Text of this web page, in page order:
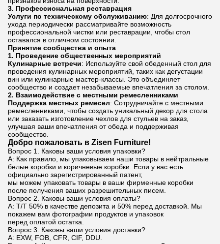
3. Профессиональная реставрация
Услуги по техническому обслуживанию: Для долгосрочного
ухода периодически рассматривайте возможность
профессиональной чистки или реставрации, чтобы стол
оставался в отличном состоянии.
Принятие сообщества и опыта
1. Проведение общественных мероприятий
Кулинарные встречи: Используйте свой обеденный стол для
проведения кулинарных мероприятий, таких как дегустации
вин или кулинарные мастер-классы. Это объединяет
сообщество и создает незабываемые впечатления за столом.
2. Взаимодействие с местными ремесленниками
Поддержка местных ремесел: Сотрудничайте с местными
ремесленниками, чтобы создать уникальный декор для стола
или заказать изготовление чехлов для стульев на заказ,
улучшая ваши впечатления от обеда и поддерживая
сообщество.
Добро пожаловать в Zisen Furniture!
Вопрос 1. Каковы ваши условия упаковки?
A: Как правило, мы упаковываем наши товары в нейтральные
белые коробки и коричневые коробки. Если у вас есть
официально зарегистрированный патент,
мы можем упаковать товары в ваши фирменные коробки
после получения ваших разрешительных писем.
Вопрос 2. Каковы ваши условия оплаты?
A: T/T 50% в качестве депозита и 50% перед доставкой. Мы
покажем вам фотографии продуктов и упаковок
перед оплатой остатка.
Вопрос 3. Каковы ваши условия доставки?
A: EXW, FOB, CFR, CIF, DDU.